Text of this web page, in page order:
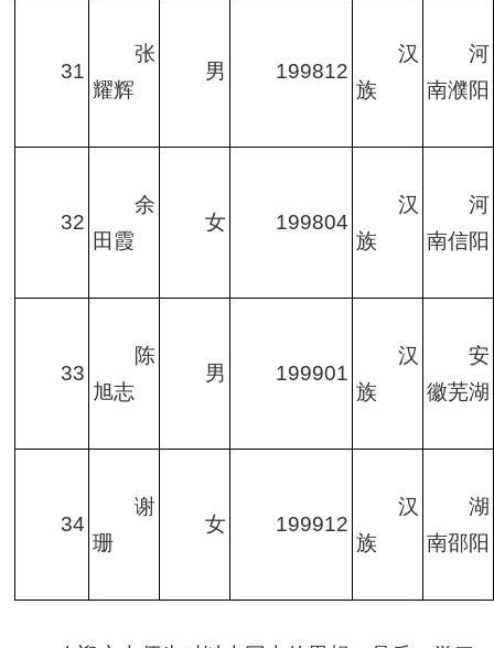
31
张
耀辉
男 199812
汉
族
河
南濮阳
32
余
田霞
女 199804
汉
族
河
南信阳
33
陈
旭志
男 199901
汉
族
安
徽芜湖
34
谢
珊
女 199912
汉
族
湖
南邵阳